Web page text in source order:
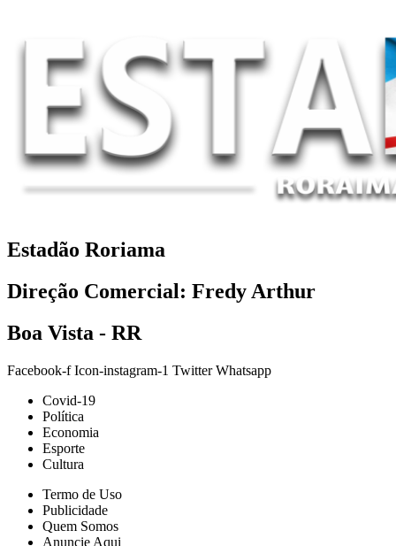
Estadão Roriama
Direção Comercial: Fredy Arthur
Boa Vista - RR
Facebook-f Icon-instagram-1 Twitter Whatsapp
Covid-19
Política
Economia
Esporte
Cultura
Termo de Uso
Publicidade
Quem Somos
Anuncie Aqui